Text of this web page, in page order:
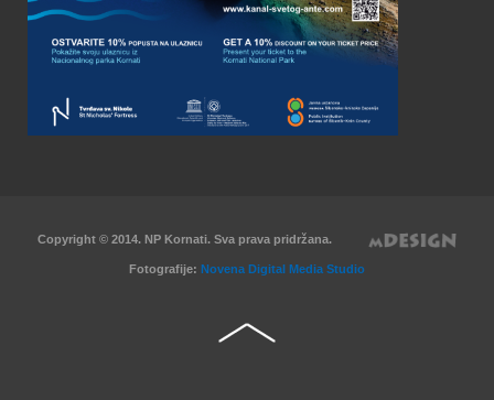
Copyright © 2014. NP Kornati. Sva prava pridržana.
Fotografije: Novena Digital Media Studio